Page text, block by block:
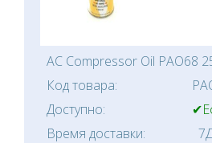
AC Compressor Oil PAO68
Код товара:
Доступно:
Время доставки: